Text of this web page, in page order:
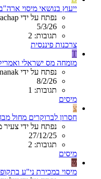
ייעוץ בנושאי מיסוי
נפתח על ידי brachap
5/3/26
תגובות: 2
צרכנות פיננסית
T
מומחה מס ישראלי
נפתח על ידי taninanak
8/2/26
תגובות: 1
מיסים
צ
חסרון לברוקרים מחול
נפתח על ידי צעיר
27/12/25
תגובות: 2
מיסים
ש
מיסוי במכירת ני"ע